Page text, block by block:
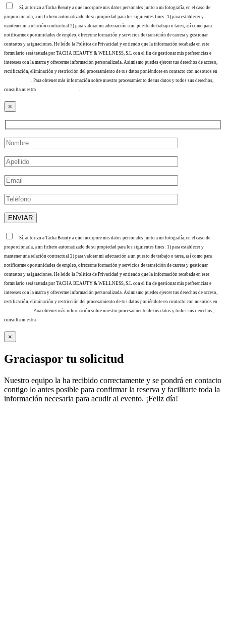
Sí, autorizo a Tacha Beauty a que incorpore mis datos personales junto a mi fotografía, en el caso de
proporcionarla, a un fichero automatizado de su propiedad para los siguientes fines: 1) para establecer y
mantener una relación contractual 2) para valorar mi adecuación a un puesto de trabajo o tarea, así como para
notificarme oportunidades de empleo, ofrecerme formación y servicios de transición de carrera y gestionar
contratos y asignaciones. He leído la Política de Privacidad y entiendo que la información recabada en este
formulario será tratada por TACHA BEAUTY & WELLNESS, S.L con el fin de gestionar mis preferencias e
intereses con la marca y ofrecerme información personalizada. Asimismo puedes ejercer tus derechos de acceso,
rectificación, eliminación y restricción del procesamiento de tus datos poniéndote en contacto con nosotros en
. Para obtener más información sobre nuestro procesamiento de tus datos y todos sus derechos,
consulta nuestra
×
Sí, autorizo a Tacha Beauty a que incorpore mis datos personales junto a mi fotografía, en el caso de
proporcionarla, a un fichero automatizado de su propiedad para los siguientes fines: 1) para establecer y
mantener una relación contractual 2) para valorar mi adecuación a un puesto de trabajo o tarea, así como para
notificarme oportunidades de empleo, ofrecerme formación y servicios de transición de carrera y gestionar
contratos y asignaciones. He leído la Política de Privacidad y entiendo que la información recabada en este
formulario será tratada por TACHA BEAUTY & WELLNESS, S.L con el fin de gestionar mis preferencias e
intereses con la marca y ofrecerme información personalizada. Asimismo puedes ejercer tus derechos de acceso,
rectificación, eliminación y restricción del procesamiento de tus datos poniéndote en contacto con nosotros en
. Para obtener más información sobre nuestro procesamiento de tus datos y todos sus derechos,
consulta nuestra
.
×
Graciaspor tu solicitud
Nuestro equipo la ha recibido correctamente y se pondrá en contacto
contigo lo antes posible para confirmar la reserva y facilitarte toda la
información necesaria para acudir al evento. ¡Feliz día!